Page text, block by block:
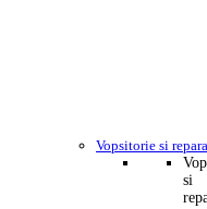
Vopsitorie si
si